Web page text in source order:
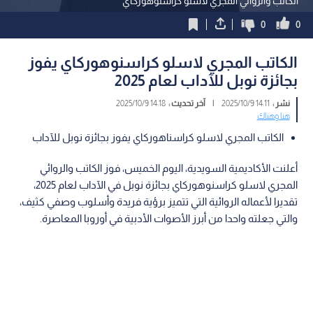
0
0
الكاتب المجري لاسلو كراسنوهوركاي يفوز
بجائزة نوبل للآداب لعام 2025
نشر : 14:11 2025/10/9
| آخر تحديث :14:18 2025/10/9
هنا وهناك
الكاتب المجري لاسلو كراسناهوركاي يفوز بجائزة نوبل للآداب
أعلنت الأكاديمية السويدية، اليوم الخميس، فوز الكاتب والروائي
المجري لاسلو كراسنوهوركاي بجائزة نوبل في الآداب لعام 2025،
تقديرا لأعماله الروائية التي تتميز برؤية فريدة وأسلوب وصفي كثيف،
والتي جعلته واحدا من أبرز الأصوات الأدبية في أوروبا المعاصرة.